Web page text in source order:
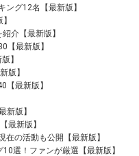
ング12名【最新版】
介【最新版】
【最新版】
】
版】
【最新版】
新版】
最新版】
の活動も公開【最新版】
選！ファンが厳選【最新版】